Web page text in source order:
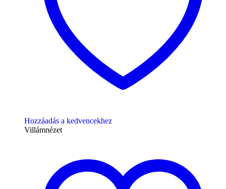
Hozzáadás a kedvencekhez
Villámnézet